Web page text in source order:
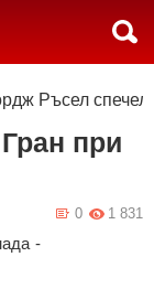
Ръсел
при
1 831
0
-